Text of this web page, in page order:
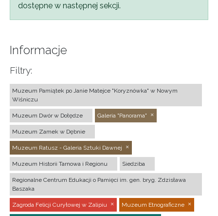
dostępne w następnej sekcji.
Informacje
Filtry:
Muzeum Pamiątek po Janie Matejce "Koryznówka" w Nowym
Wiśniczu
Muzeum Dwór w Dołędze Galeria "Panorama"
Muzeum Zamek w Dębnie
Muzeum Ratusz - Galeria Sztuki Dawnej
Muzeum Historii Tarnowa i Regionu Siedziba
Regionalne Centrum Edukacji o Pamięci im. gen. bryg. Zdzisława
Baszaka
Zagroda Felicji Curyłowej w Zalipiu Muzeum Etnograficzne